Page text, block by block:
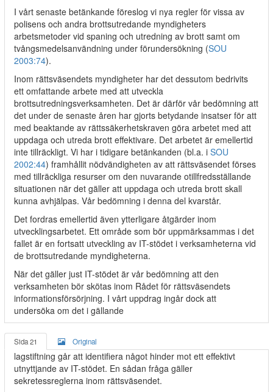
I vårt senaste betänkande föreslog vi nya regler för vissa av
polisens och andra brottsutredande myndigheters
arbetsmetoder vid spaning och utredning av brott samt om
tvångsmedelsanvändning under förundersökning (SOU
2003:74).
Inom rättsväsendets myndigheter har det dessutom bedrivits
ett omfattande arbete med att utveckla
brottsutredningsverksamheten. Det är därför vår bedömning att
det under de senaste åren har gjorts betydande insatser för att
med beaktande av rättssäkerhetskraven göra arbetet med att
uppdaga och utreda brott effektivare. Det arbetet är emellertid
inte tillräckligt. Vi har i tidigare betänkanden (bl.a. i SOU
2002:44) framhållit nödvändigheten av att rättsväsendet förses
med tillräckliga resurser om den nuvarande otillfredsställande
situationen när det gäller att uppdaga och utreda brott skall
kunna avhjälpas. Vår bedömning i denna del kvarstår.
Det fordras emellertid även ytterligare åtgärder inom
utvecklingsarbetet. Ett område som bör uppmärksammas i det
fallet är en fortsatt utveckling av IT-stödet i verksamheterna vid
de brottsutredande myndigheterna.
När det gäller just IT-stödet är vår bedömning att den
verksamheten bör skötas inom Rådet för rättsväsendets
informationsförsörjning. I vårt uppdrag ingår dock att
undersöka om det i gällande
Sida 21 Original
lagstiftning går att identifiera något hinder mot ett effektivt
utnyttjande av IT-stödet. En sådan fråga gäller
sekretessreglerna inom rättsväsendet.